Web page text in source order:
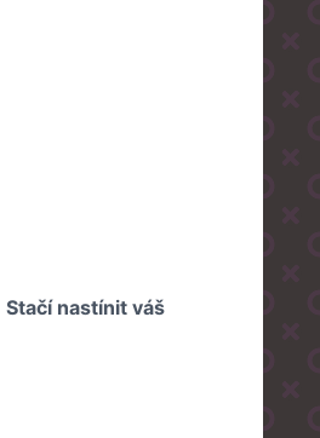
Stačí nastínit váš